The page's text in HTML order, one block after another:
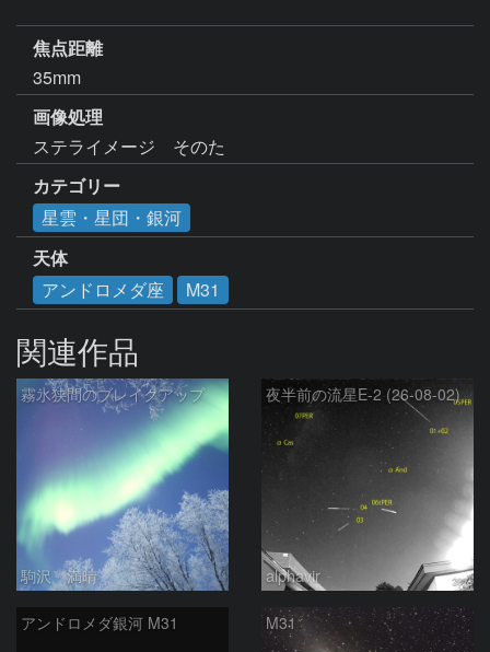
焦点距離
35mm
画像処理
ステライメージ　そのた
カテゴリー
星雲・星団・銀河
天体
アンドロメダ座
M31
関連作品
霧氷狭間のブレイクアップ
駒沢 満晴
夜半前の流星E-2 (26-08-02)
alphavir
アンドロメダ銀河 M31 M31